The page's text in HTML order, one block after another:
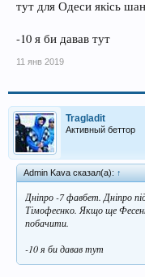
тут для Одеси якісь
-10 я би давав тут
11 янв 2019
Tragladit
Активный беттор
Admin Kava сказал(а): ↑
Дніпро -7 фавбет. Дніпро
Тімофеєнко. Якщо ще
побачити.
-10 я би давав тут